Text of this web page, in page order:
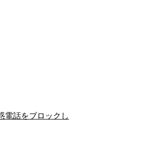
電話をブロックし